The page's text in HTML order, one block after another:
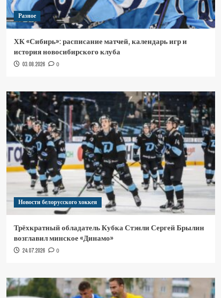
Разное
ХК «Сибирь»: расписание матчей, календарь игр и
история новосибирского клуба
03.08.2026 0
Новости белорусского хоккея
Трёхкратный обладатель Кубка Стэнли Сергей Брылин
возглавил минское «Динамо»
24.07.2026 0